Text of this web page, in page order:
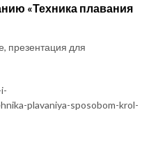
«Техника плавания
презентация для
plavaniya-sposobom-krol-